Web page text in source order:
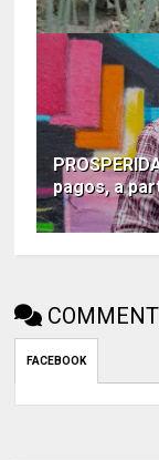
pagos, a
FACEBOOK